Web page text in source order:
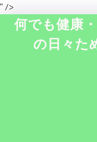
" />
何でも健康
の日々た